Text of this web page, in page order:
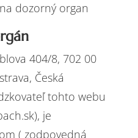
dozorný organ
404/8, 702 00
Česká
tohto webu
je
( zodpovedná